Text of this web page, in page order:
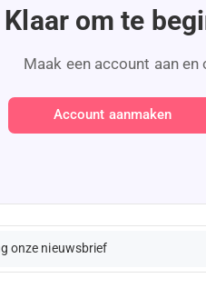
Klaar om te
Maak een account aan
Account aanmaken
onze nieuwsbrief